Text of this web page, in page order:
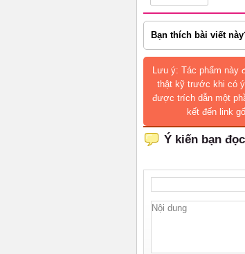
Bạn thích bài viết
Lưu ý: Tác phẩm này
thật kỹ trước khi có
được trích dẫn một
kết đến link